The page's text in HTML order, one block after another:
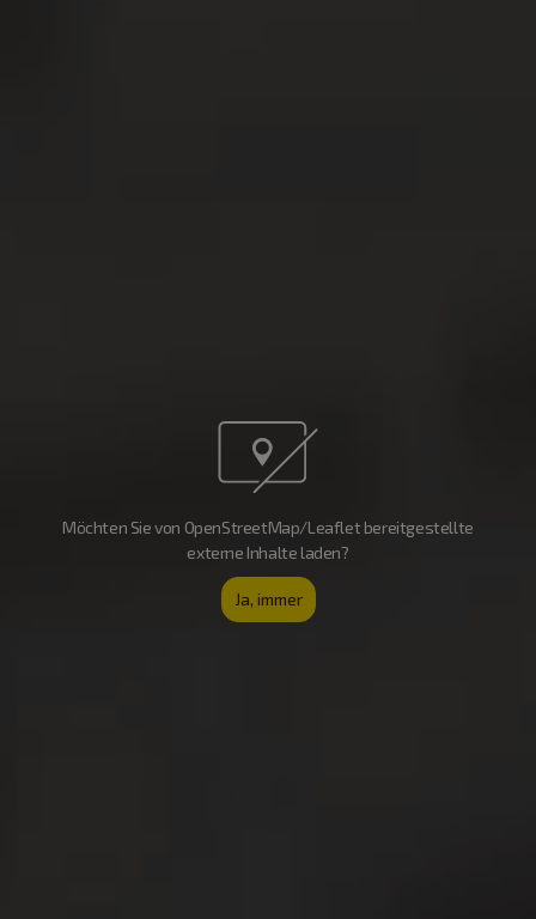
Möchten Sie von OpenStreetMap/Leaflet bereitgestellte
externe Inhalte laden?
Ja, immer